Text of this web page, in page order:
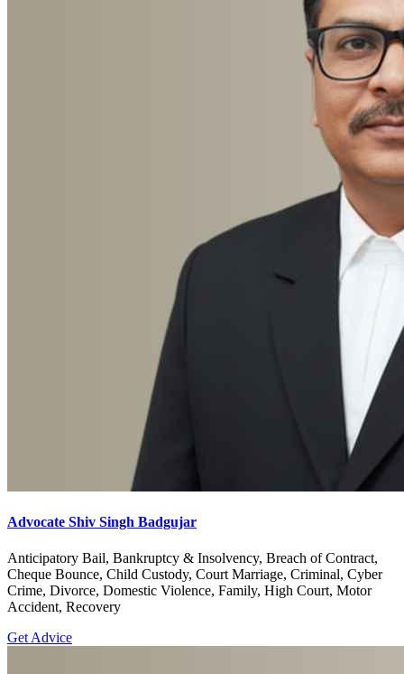
Advocate Shiv Singh Badgujar
Anticipatory Bail, Bankruptcy & Insolvency, Breach of Contract,
Cheque Bounce, Child Custody, Court Marriage, Criminal, Cyber
Crime, Divorce, Domestic Violence, Family, High Court, Motor
Accident, Recovery
Get Advice